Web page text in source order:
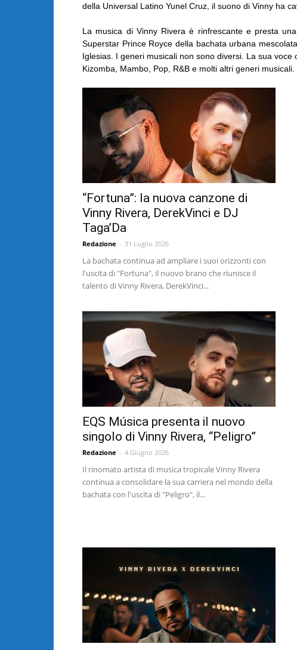
della Universal Latino Yunel Cruz, il suono di Vinny ha
La musica di Vinny Rivera è rinfrescante e presta
Superstar Prince Royce della bachata urbana
Iglesias. I generi musicali non sono diversi. La sua
Kizomba, Mambo, Pop, R&B e molti altri generi musicali.
“Fortuna”: la nuova canzone di
Vinny Rivera, DerekVinci e DJ
Taga’Da
Redazione - 31 Luglio 2026
La bachata continua ad ampliare i suoi orizzonti con
l'uscita di "Fortuna", il nuovo brano che riunisce il
talento di Vinny Rivera, DerekVinci...
EQS Música presenta il nuovo
singolo di Vinny Rivera, “Peligro”
Redazione - 4 Giugno 2026
Il rinomato artista di musica tropicale Vinny Rivera
continua a consolidare la sua carriera nel mondo della
bachata con l'uscita di "Peligro", il...